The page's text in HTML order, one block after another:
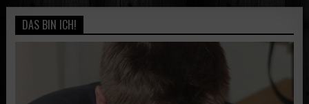
DAS BIN ICH!